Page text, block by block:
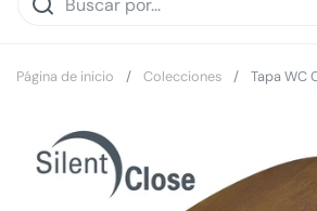
Página de inicio / Colecciones / Tapa WC